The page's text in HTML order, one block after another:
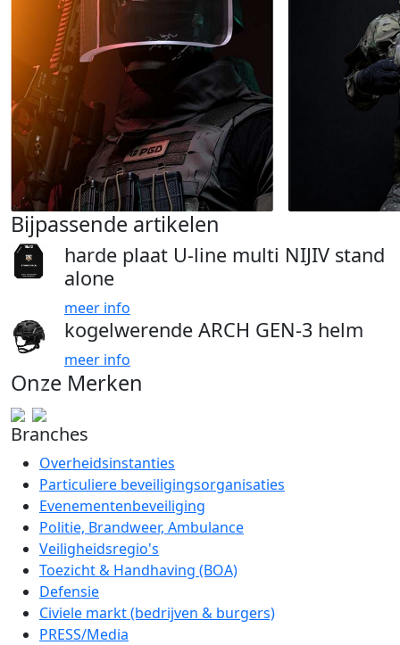
Bijpassende artikelen
harde plaat U-line multi NIJIV stand
alone
meer info
kogelwerende ARCH GEN-3 helm
meer info
Onze Merken
Branches
Overheidsinstanties
Particuliere beveiligingsorganisaties
Evenementenbeveiliging
Politie, Brandweer, Ambulance
Veiligheidsregio's
Toezicht & Handhaving (BOA)
Defensie
Civiele markt (bedrijven & burgers)
PRESS/Media